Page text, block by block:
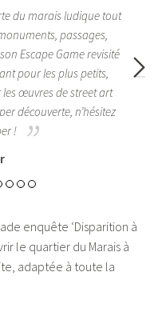
du marais ludique tout
passages,
Escape Game revisité
pour les plus petits,
les œuvres de street art
découverte, n’hésitez
!
enquête ‘Disparition à
le quartier du Marais à
adaptée à toute la